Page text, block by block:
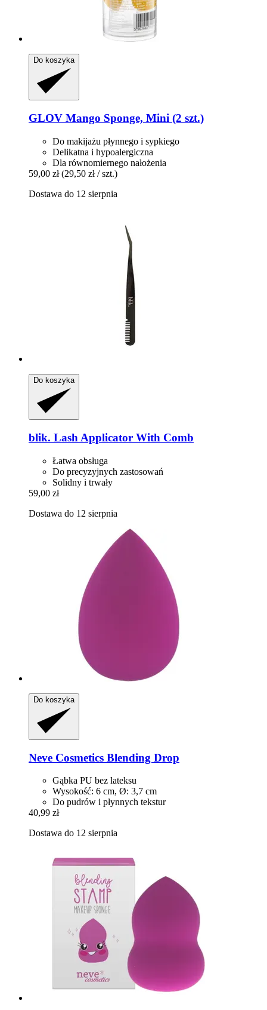
Do koszyka
GLOV Mango Sponge, Mini (2 szt.)
Do makijażu płynnego i sypkiego
Delikatna i hypoalergiczna
Dla równomiernego nałożenia
59,00 zł (29,50 zł / szt.)
Dostawa do 12 sierpnia
Do koszyka
blik. Lash Applicator With Comb
Łatwa obsługa
Do precyzyjnych zastosowań
Solidny i trwały
59,00 zł
Dostawa do 12 sierpnia
Do koszyka
Neve Cosmetics Blending Drop
Gąbka PU bez lateksu
Wysokość: 6 cm, Ø: 3,7 cm
Do pudrów i płynnych tekstur
40,99 zł
Dostawa do 12 sierpnia